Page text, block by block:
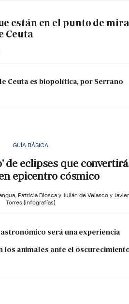
están en el punto de mira
Ceuta
Ceuta es biopolítica, por Serrano
GUÍA BÁSICA
de eclipses que convertirá
epicentro cósmico
Patricia Biosca y Julián de Velasco y Javier
Torres (infografías)
será una experiencia
los animales ante el